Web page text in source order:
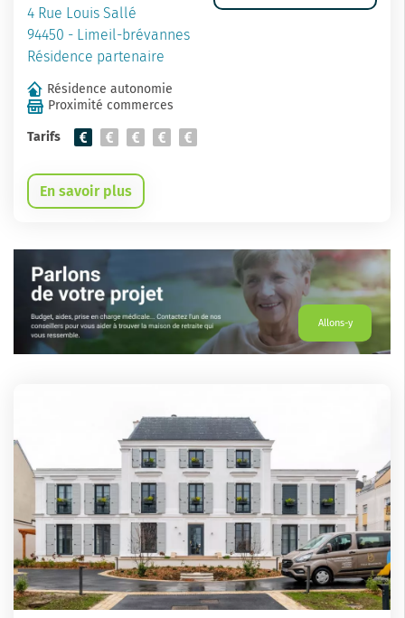
4 Rue Louis Sallé
94450 - Limeil-brévannes
Résidence partenaire
Résidence autonomie
Proximité commerces
Tarifs
En savoir plus
Allons-y